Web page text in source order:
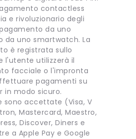
contactless
e rivoluzionario degli
da uno
da uno smartwatch. La
è registrata sullo
l'utente utilizzerà il
facciale o l'impronta
pagamenti su
in modo sicuro.
sono accettate (Visa, V
Mastercard, Maestro,
Discover, Diners e
a Apple Pay e Google